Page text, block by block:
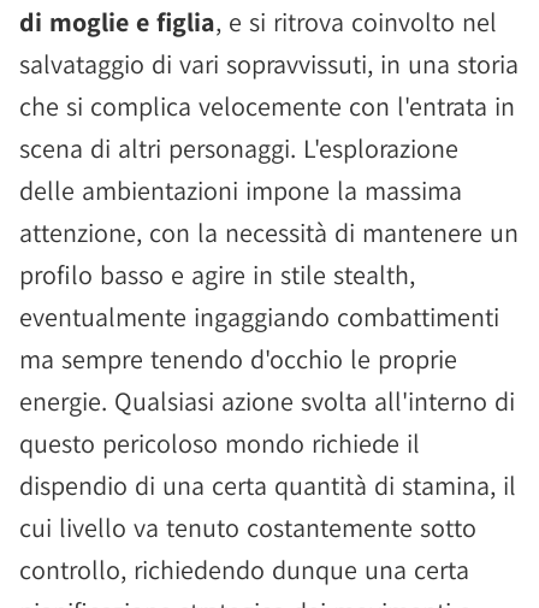
di moglie e figlia, e si ritrova coinvolto nel
salvataggio di vari sopravvissuti, in una storia
che si complica velocemente con l'entrata in
scena di altri personaggi. L'esplorazione
delle ambientazioni impone la massima
attenzione, con la necessità di mantenere un
profilo basso e agire in stile stealth,
eventualmente ingaggiando combattimenti
ma sempre tenendo d'occhio le proprie
energie. Qualsiasi azione svolta all'interno di
questo pericoloso mondo richiede il
dispendio di una certa quantità di stamina, il
cui livello va tenuto costantemente sotto
controllo, richiedendo dunque una certa